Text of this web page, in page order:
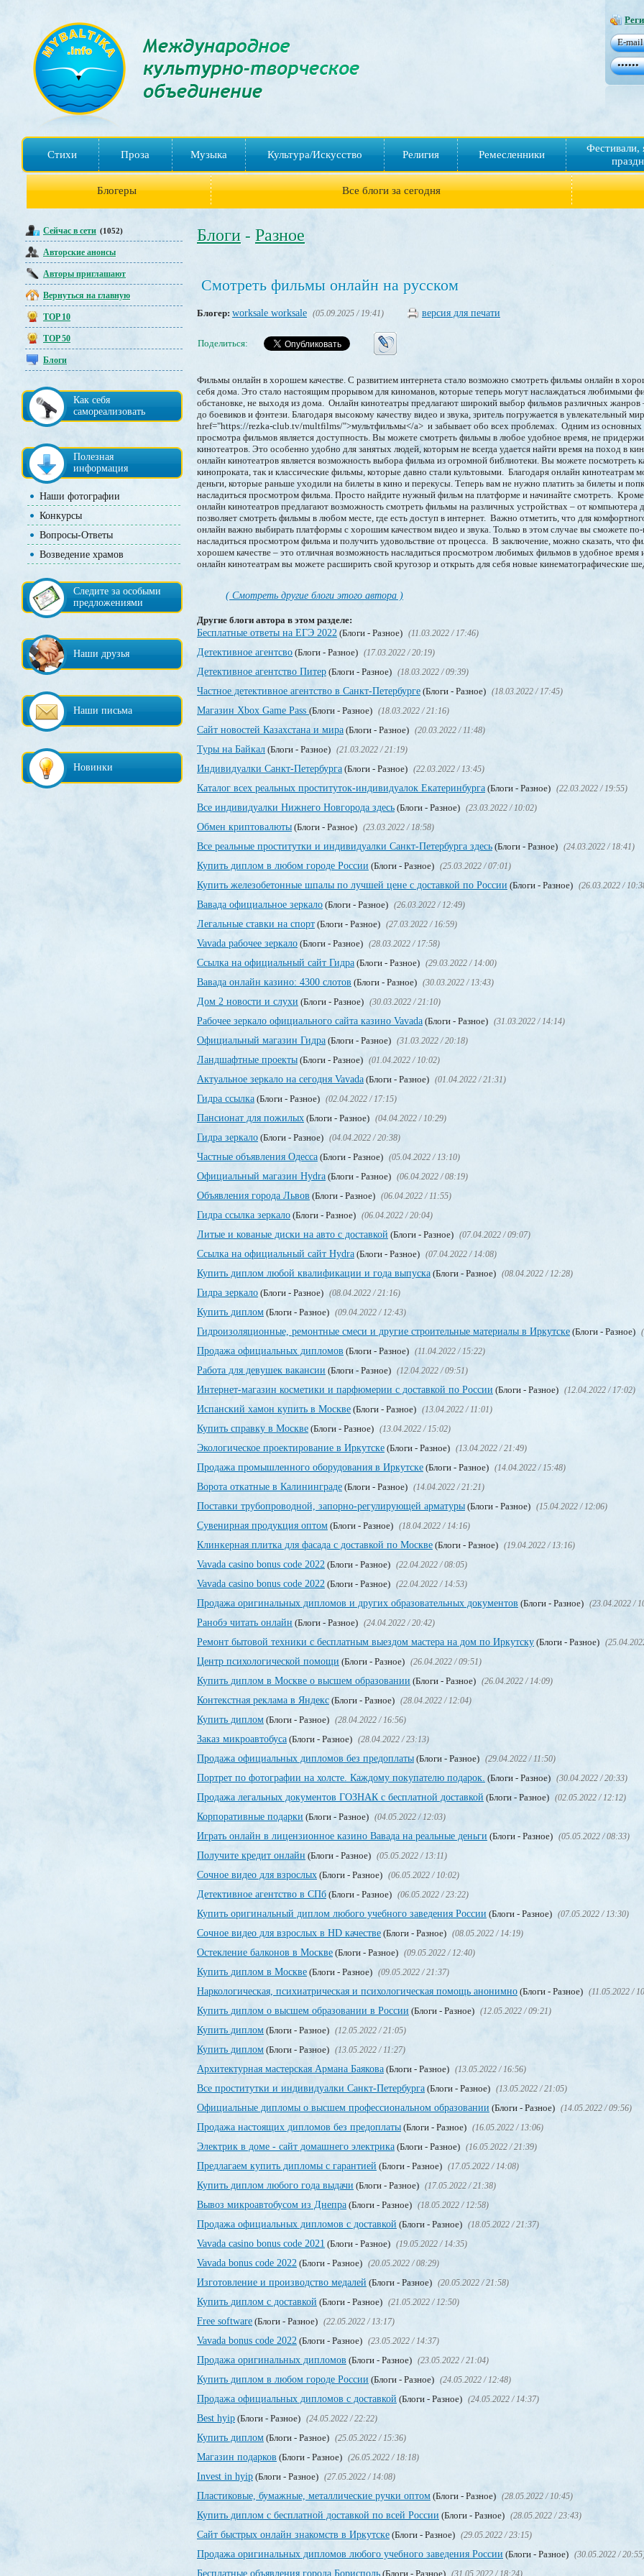
Стихи Проза Музыка Культура/Искусство Религия Ремесленники
Фестивали,
Блогеры Все блоги за сегодня
Сейчас в сети (1052)
Авторские анонсы
Авторы приглашают
Вернуться на главную
TOP 10
TOP 50
Блоги
Как себя
самореализовать
Полезная
информация
Наши фотографии
Конкурсы
Вопросы-Ответы
Возведение храмов
Следите за особыми
предложениями
Наши друзья
Наши письма
Новинки
Блоги - Разное
Смотреть фильмы онлайн на русском
Блогер: worksale worksale (05.09.2025 / 19:41) версия для печати
Поделиться:
Фильмы онлайн в хорошем качестве. С развитием интернета стало возможно смотреть фильмы онлайн в
себя дома. Это стало настоящим прорывом для киноманов, которые теперь могут наслаждаться любимыми
обстановке, не выходя из дома. Онлайн кинотеатры предлагают широкий выбор фильмов различных жанров
до боевиков и фэнтези. Благодаря высокому качеству видео и звука, зритель погружается в увлекательный
href="https://rezka-club.tv/multfilms/">мультфильмы</a> и забывает обо всех проблемах. Одним из основных
просмотра фильмов является доступность. Вы можете смотреть фильмы в любое удобное время, не
кинотеатров. Это особенно удобно для занятых людей, которым не всегда удается найти время на поход в
онлайн кинотеатров является возможность выбора фильма из огромной библиотеки. Вы можете посмотреть
кинопроката, так и классические фильмы, которые давно стали культовыми. Благодаря онлайн кинотеатрам
деньги, которые раньше уходили на билеты в кино и перекусы. Теперь вам не нужно платить за билеты и
насладиться просмотром фильма. Просто найдите нужный фильм на платформе и начинайте смотреть.
онлайн кинотеатров предлагают возможность смотреть фильмы на различных устройствах – от компьютера
позволяет смотреть фильмы в любом месте, где есть доступ в интернет. Важно отметить, что для
онлайн важно выбирать платформы с хорошим качеством видео и звука. Только в этом случае вы сможете
насладиться просмотром фильма и получить удовольствие от процесса. В заключение, можно сказать, что
хорошем качестве – это отличная возможность насладиться просмотром любимых фильмов в удобное время
онлайн кинотеатрам вы можете расширить свой кругозор и открыть для себя новые кинематографические
( Смотреть другие блоги этого автора )
Другие блоги автора в этом разделе:
Бесплатные ответы на ЕГЭ 2022 (Блоги - Разное) (11.03.2022 / 17:46)
Детективное агентсво (Блоги - Разное) (17.03.2022 / 20:19)
Детективное агентство Питер (Блоги - Разное) (18.03.2022 / 09:39)
Частное детективное агентство в Санкт-Петербурге (Блоги - Разное) (18.03.2022 / 17:45)
Магазин Xbox Game Pass (Блоги - Разное) (18.03.2022 / 21:16)
Сайт новостей Казахстана и мира (Блоги - Разное) (20.03.2022 / 11:48)
Туры на Байкал (Блоги - Разное) (21.03.2022 / 21:19)
Индивидуалки Санкт-Петербурга (Блоги - Разное) (22.03.2022 / 13:45)
Каталог всех реальных проституток-индивидуалок Екатеринбурга (Блоги - Разное) (22.03.2022 / 19:55)
Все индивидуалки Нижнего Новгорода здесь (Блоги - Разное) (23.03.2022 / 10:02)
Обмен криптовалюты (Блоги - Разное) (23.03.2022 / 18:58)
Все реальные проститутки и индивидуалки Санкт-Петербурга здесь (Блоги - Разное) (24.03.2022 / 18:41)
Купить диплом в любом городе России (Блоги - Разное) (25.03.2022 / 07:01)
Купить железобетонные шпалы по лучшей цене с доставкой по России (Блоги - Разное) (26.03.2022 /
Вавада официальное зеркало (Блоги - Разное) (26.03.2022 / 12:49)
Легальные ставки на спорт (Блоги - Разное) (27.03.2022 / 16:59)
Vavada рабочее зеркало (Блоги - Разное) (28.03.2022 / 17:58)
Ссылка на официальный сайт Гидра (Блоги - Разное) (29.03.2022 / 14:00)
Вавада онлайн казино: 4300 слотов (Блоги - Разное) (30.03.2022 / 13:43)
Дом 2 новости и слухи (Блоги - Разное) (30.03.2022 / 21:10)
Рабочее зеркало официального сайта казино Vavada (Блоги - Разное) (31.03.2022 / 14:14)
Официальный магазин Гидра (Блоги - Разное) (31.03.2022 / 20:18)
Ландшафтные проекты (Блоги - Разное) (01.04.2022 / 10:02)
Актуальное зеркало на сегодня Vavada (Блоги - Разное) (01.04.2022 / 21:31)
Гидра ссылка (Блоги - Разное) (02.04.2022 / 17:15)
Пансионат для пожилых (Блоги - Разное) (04.04.2022 / 10:29)
Гидра зеркало (Блоги - Разное) (04.04.2022 / 20:38)
Частные объявления Одесса (Блоги - Разное) (05.04.2022 / 13:10)
Официальный магазин Hydra (Блоги - Разное) (06.04.2022 / 08:19)
Объявления города Львов (Блоги - Разное) (06.04.2022 / 11:55)
Гидра ссылка зеркало (Блоги - Разное) (06.04.2022 / 20:04)
Литые и кованые диски на авто с доставкой (Блоги - Разное) (07.04.2022 / 09:07)
Ссылка на официальный сайт Hydra (Блоги - Разное) (07.04.2022 / 14:08)
Купить диплом любой квалификации и года выпуска (Блоги - Разное) (08.04.2022 / 12:28)
Гидра зеркало (Блоги - Разное) (08.04.2022 / 21:16)
Купить диплом (Блоги - Разное) (09.04.2022 / 12:43)
Гидроизоляционные, ремонтные смеси и другие строительные материалы в Иркутске (Блоги - Разное)
Продажа официальных дипломов (Блоги - Разное) (11.04.2022 / 15:22)
Работа для девушек вакансии (Блоги - Разное) (12.04.2022 / 09:51)
Интернет-магазин косметики и парфюмерии с доставкой по России (Блоги - Разное) (12.04.2022 / 17:02)
Испанский хамон купить в Москве (Блоги - Разное) (13.04.2022 / 11:01)
Купить справку в Москве (Блоги - Разное) (13.04.2022 / 15:02)
Экологическое проектирование в Иркутске (Блоги - Разное) (13.04.2022 / 21:49)
Продажа промышленного оборудования в Иркутске (Блоги - Разное) (14.04.2022 / 15:48)
Ворота откатные в Калининграде (Блоги - Разное) (14.04.2022 / 21:21)
Поставки трубопроводной, запорно-регулирующей арматуры (Блоги - Разное) (15.04.2022 / 12:06)
Сувенирная продукция оптом (Блоги - Разное) (18.04.2022 / 14:16)
Клинкерная плитка для фасада с доставкой по Москве (Блоги - Разное) (19.04.2022 / 13:16)
Vavada casino bonus code 2022 (Блоги - Разное) (22.04.2022 / 08:05)
Vavada casino bonus code 2022 (Блоги - Разное) (22.04.2022 / 14:53)
Продажа оригинальных дипломов и других образовательных документов (Блоги - Разное) (23.04.2022 /
Ранобэ читать онлайн (Блоги - Разное) (24.04.2022 / 20:42)
Ремонт бытовой техники с бесплатным выездом мастера на дом по Иркутску (Блоги - Разное)
Центр психологической помощи (Блоги - Разное) (26.04.2022 / 09:51)
Купить диплом в Москве о высшем образовании (Блоги - Разное) (26.04.2022 / 14:09)
Контекстная реклама в Яндекс (Блоги - Разное) (28.04.2022 / 12:04)
Купить диплом (Блоги - Разное) (28.04.2022 / 16:56)
Заказ микроавтобуса (Блоги - Разное) (28.04.2022 / 23:13)
Продажа официальных дипломов без предоплаты (Блоги - Разное) (29.04.2022 / 11:50)
Портрет по фотографии на холсте. Каждому покупателю подарок. (Блоги - Разное) (30.04.2022 / 20:33)
Продажа легальных документов ГОЗНАК с бесплатной доставкой (Блоги - Разное) (02.05.2022 / 12:12)
Корпоративные подарки (Блоги - Разное) (04.05.2022 / 12:03)
Играть онлайн в лицензионное казино Вавада на реальные деньги (Блоги - Разное) (05.05.2022 / 08:33)
Получите кредит онлайн (Блоги - Разное) (05.05.2022 / 13:11)
Сочное видео для взрослых (Блоги - Разное) (06.05.2022 / 10:02)
Детективное агентство в СПб (Блоги - Разное) (06.05.2022 / 23:22)
Купить оригинальный диплом любого учебного заведения России (Блоги - Разное) (07.05.2022 / 13:30)
Сочное видео для взрослых в HD качестве (Блоги - Разное) (08.05.2022 / 14:19)
Остекление балконов в Москве (Блоги - Разное) (09.05.2022 / 12:40)
Купить диплом в Москве (Блоги - Разное) (09.05.2022 / 21:37)
Наркологическая, психиатрическая и психологическая помощь анонимно (Блоги - Разное) (11.05.2022 /
Купить диплом о высшем образовании в России (Блоги - Разное) (12.05.2022 / 09:21)
Купить диплом (Блоги - Разное) (12.05.2022 / 21:05)
Купить диплом (Блоги - Разное) (13.05.2022 / 11:27)
Архитектурная мастерская Армана Баякова (Блоги - Разное) (13.05.2022 / 16:56)
Все проститутки и индивидуалки Санкт-Петербурга (Блоги - Разное) (13.05.2022 / 21:05)
Официальные дипломы о высшем профессиональном образовании (Блоги - Разное) (14.05.2022 / 09:56)
Продажа настоящих дипломов без предоплаты (Блоги - Разное) (16.05.2022 / 13:06)
Электрик в доме - сайт домашнего электрика (Блоги - Разное) (16.05.2022 / 21:39)
Предлагаем купить дипломы с гарантией (Блоги - Разное) (17.05.2022 / 14:08)
Купить диплом любого года выдачи (Блоги - Разное) (17.05.2022 / 21:38)
Вывоз микроавтобусом из Днепра (Блоги - Разное) (18.05.2022 / 12:58)
Продажа официальных дипломов с доставкой (Блоги - Разное) (18.05.2022 / 21:37)
Vavada casino bonus code 2021 (Блоги - Разное) (19.05.2022 / 14:35)
Vavada bonus code 2022 (Блоги - Разное) (20.05.2022 / 08:29)
Изготовление и производство медалей (Блоги - Разное) (20.05.2022 / 21:58)
Купить диплом с доставкой (Блоги - Разное) (21.05.2022 / 12:50)
Free software (Блоги - Разное) (22.05.2022 / 13:17)
Vavada bonus code 2022 (Блоги - Разное) (23.05.2022 / 14:37)
Продажа оригинальных дипломов (Блоги - Разное) (23.05.2022 / 21:04)
Купить диплом в любом городе России (Блоги - Разное) (24.05.2022 / 12:48)
Продажа официальных дипломов с доставкой (Блоги - Разное) (24.05.2022 / 14:37)
Best hyip (Блоги - Разное) (24.05.2022 / 22:22)
Купить диплом (Блоги - Разное) (25.05.2022 / 15:36)
Магазин подарков (Блоги - Разное) (26.05.2022 / 18:18)
Invest in hyip (Блоги - Разное) (27.05.2022 / 14:08)
Пластиковые, бумажные, металлические ручки оптом (Блоги - Разное) (28.05.2022 / 10:45)
Купить диплом с бесплатной доставкой по всей России (Блоги - Разное) (28.05.2022 / 23:43)
Сайт быстрых онлайн знакомств в Иркутске (Блоги - Разное) (29.05.2022 / 23:15)
Продажа оригинальных дипломов любого учебного заведения России (Блоги - Разное) (30.05.2022 /
Бесплатные объявления города Борисполь (Блоги - Разное)